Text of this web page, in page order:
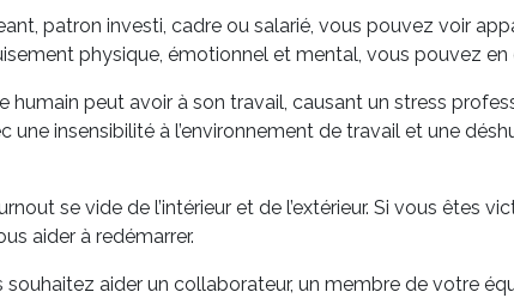
patron investi, cadre ou salarié, vous pouvez voir
physique, émotionnel et mental, vous pouvez en
peut avoir à son travail, causant un stress
insensibilité à l’environnement de travail et une
se vide de l’intérieur et de l’extérieur. Si vous êtes
aider à redémarrer.
aider un collaborateur, un membre de votre